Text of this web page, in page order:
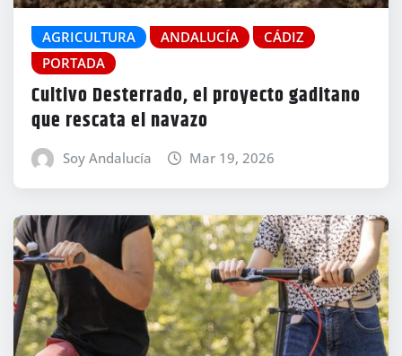
AGRICULTURA ANDALUCÍA
CÁDIZ
PORTADA
Cultivo Desterrado, el proyecto gaditano
que rescata el navazo
Soy Andalucía Mar 19, 2026